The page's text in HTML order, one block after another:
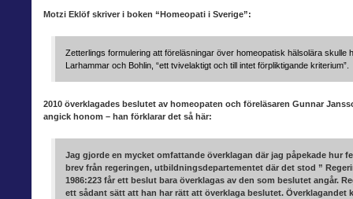
Motzi Eklöf skriver i boken “Homeopati i Sverige”:
Zetterlings formulering att föreläsningar över homeopatisk hälsolära
Larhammar och Bohlin, “ett tvivelaktigt och till intet förpliktigande kriterium”.
2010 överklagades beslutet av homeopaten och föreläsaren Gunnar
angick honom – han förklarar det så här:
Jag gjorde en mycket omfattande överklagan där jag påpekade
brev från regeringen, utbildningsdepartementet där det stod ”
1986:223 får ett beslut bara överklagas av den som beslutet angår.
ett sådant sätt att han har rätt att överklaga beslutet.